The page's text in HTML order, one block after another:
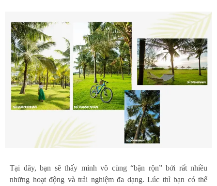
Tại đây, bạn sẽ thấy mình vô cùng “bận rộn” bởi rất nhiều
những hoạt động và trải nghiệm đa dạng. Lúc thì bạn có thể